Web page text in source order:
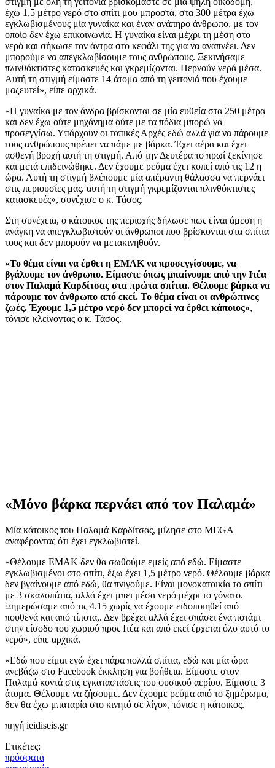
έχω 1,5 μέτρο νερό στο σπίτι μου μπροστά, στα 300 μέτρα έχω
εγκλωβισμένους μία γυναίκα και έναν ανάπηρο άνθρωπο, με τον
οποίο δεν έχω επικοινωνία. Η γυναίκα είναι μέχρι τη μέση στο
νερό και σήκωσε τον άντρα στο κεφάλι της για να αναπνέει. Δεν
μπορούμε να απεγκλωβίσουμε τους ανθρώπους. Ξεκινήσαμε
πλινθόκτιστες κατασκευές και γκρεμίζονται. Περνούν νερά μέσα.
Αυτή τη στιγμή είμαστε 14 άτομα από τη γειτονιά που έχουμε
μαζευτεί», είπε αρχικά.
«Η γυναίκα με τον άνδρα βρίσκονται σε μία ευθεία στα 250 μέτρα
και δεν έχω ούτε μηχάνημα ούτε με τα πόδια μπορώ να
προσεγγίσω. Υπάρχουν οι τοπικές Αρχές εδώ αλλά για να πάρουμε
τους ανθρώπους πρέπει να πάμε με βάρκα. Έχει αέρα και έχει
ασθενή βροχή αυτή τη στιγμή. Από την Δευτέρα το πρωί ξεκίνησε
και μετά επιδεινώθηκε. Δεν έχουμε ρεύμα έχει κοπεί από τις 12 η
ώρα. Αυτή τη στιγμή βλέπουμε μία απέραντη θάλασσα να περνάει
στις περιουσίες μας. αυτή τη στιγμή γκρεμίζονται πλινθόκτιστες
κατασκευές», συνέχισε ο κ. Τάσος.
Στη συνέχεια, ο κάτοικος της περιοχής δήλωσε πως είναι άμεση η
ανάγκη να απεγκλωβιστούν οι άνθρωποι που βρίσκονται στα σπίτια
τους και δεν μπορούν να μετακινηθούν.
«Το θέμα είναι να έρθει η ΕΜΑΚ να προσεγγίσουμε, να
βγάλουμε τον άνθρωπο. Είμαστε όπως μπαίνουμε από την Ιτέα
στον Παλαμά Καρδίτσας στα πρώτα σπίτια. Θέλουμε βάρκα να
πάρουμε τον άνθρωπο από εκεί. Το θέμα είναι οι ανθρώπινες
ζωές. Έχουμε 1,5 μέτρο νερό δεν μπορεί να έρθει κάποιος»,
τόνισε κλείνοντας ο κ. Τάσος.
«Μόνο βάρκα περνάει από τον Παλαμά»
Μία κάτοικος του Παλαμά Καρδίτσας, μίλησε στο MEGA
αναφέροντας ότι έχει εγκλωβιστεί.
«Θέλουμε ΕΜΑΚ δεν θα σωθούμε εμείς από εδώ. Είμαστε
εγκλωβισμένοι στο σπίτι, έξω έχει 1,5 μέτρο νερό. Θέλουμε βάρκα
δεν βγαίνουμε από εδώ, θα πνιγούμε. Είναι μονοκατοικία το σπίτι
με 3 σκαλοπάτια, αλλά έχει μπει μέσα νερό μέχρι το γόνατο.
Ξημερώσαμε από τις 4.15 χωρίς να έχουμε ειδοποιηθεί από
πουθενά και από τίποτα,. Δεν βρέχει αλλά έχει σπάσει ένα ποτάμι
στην είσοδο του χωριού προς Ιτέα και από εκεί έρχεται όλο αυτό το
νερό», είπε αρχικά.
«Εδώ που είμαι εγώ έχει πάρα πολλά σπίτια, εδώ και μία ώρα
ανεβάζω στο Facebook έκκληση για βοήθεια. Είμαστε στον
Παλαμά κοντά στις εγκαταστάσεις του φυσικού αερίου. Είμαστε 3
άτομα. Θέλουμε να ζήσουμε. Δεν έχουμε ρεύμα από το ξημέρωμα,
δεν θα έχω μπαταρία στο κινητό σε λίγο», τόνισε η κάτοικος.
πηγή ieidiseis.gr
Ετικέτες:
πρόσφατα